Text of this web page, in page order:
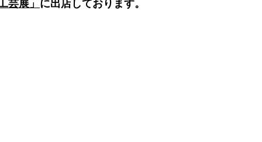
芸展」 に出店しております。